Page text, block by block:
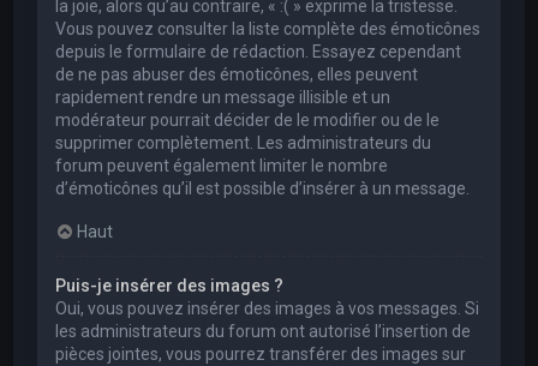
la joie, alors qu’au contraire, « :( » exprime la tristesse.
Vous pouvez consulter la liste complète des émoticônes
depuis le formulaire de rédaction. Essayez cependant
de ne pas abuser des émoticônes, elles peuvent
rapidement rendre un message illisible et un
modérateur pourrait décider de le modifier ou de le
supprimer complètement. Les administrateurs du
forum peuvent également limiter le nombre
d’émoticônes qu’il est possible d’insérer à un message.
Haut
Puis-je insérer des images ?
Oui, vous pouvez insérer des images à vos messages. Si
les administrateurs du forum ont autorisé l’insertion de
pièces jointes, vous pourrez transférer des images sur